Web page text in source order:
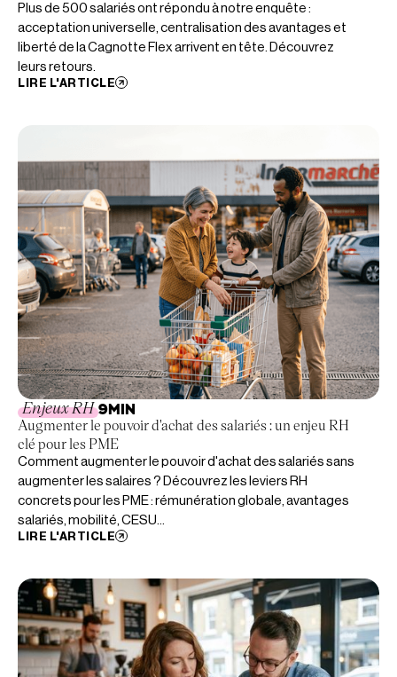
Plus de 500 salariés ont répondu à notre enquête :
acceptation universelle, centralisation des avantages et
liberté de la Cagnotte Flex arrivent en tête. Découvrez
leurs retours.
LIRE L'ARTICLE
Enjeux RH 9MIN
Augmenter le pouvoir d'achat des salariés : un enjeu RH
clé pour les PME
Comment augmenter le pouvoir d'achat des salariés sans
augmenter les salaires ? Découvrez les leviers RH
concrets pour les PME : rémunération globale, avantages
salariés, mobilité, CESU...
LIRE L'ARTICLE